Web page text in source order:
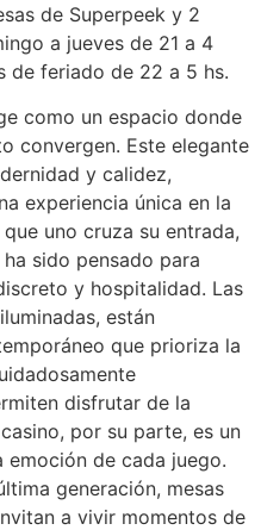
de Superpeek y 2
a jueves de 21 a 4
de feriado de 22 a 5 hs.
como un espacio donde
convergen. Este elegante
y calidez,
experiencia única en la
uno cruza su entrada,
sido pensado para
y hospitalidad. Las
están
que prioriza la
disfrutar de la
por su parte, es un
de cada juego.
generación, mesas
a vivir momentos de